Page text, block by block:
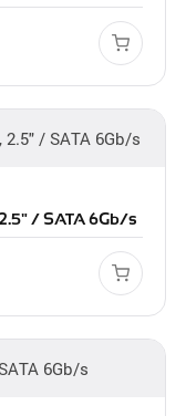
/ SATA 6Gb/s